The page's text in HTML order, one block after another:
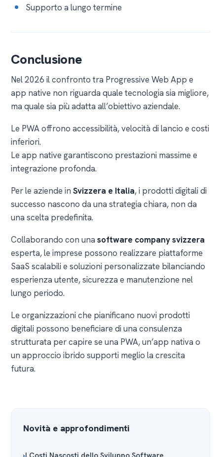
Supporto a lungo termine
Conclusione
Nel 2026 il confronto tra Progressive Web App e
app native non riguarda quale tecnologia sia migliore,
ma quale sia più adatta all’obiettivo aziendale.
Le PWA offrono accessibilità, velocità di lancio e costi
inferiori.
Le app native garantiscono prestazioni massime e
integrazione profonda.
Per le aziende inSvizzera e Italia, i prodotti digitali di
successo nascono da una strategia chiara, non da
una scelta predefinita.
Collaborando con unasoftware company svizzera
esperta, le imprese possono realizzare piattaforme
SaaS scalabili e soluzioni personalizzate bilanciando
esperienza utente, sicurezza e manutenzione nel
lungo periodo.
Le organizzazioni che pianificano nuovi prodotti
digitali possono beneficiare di una consulenza
strutturata per capire se una PWA, un’app nativa o
un approccio ibrido supporti meglio la crescita
futura.
Novità e approfondimenti